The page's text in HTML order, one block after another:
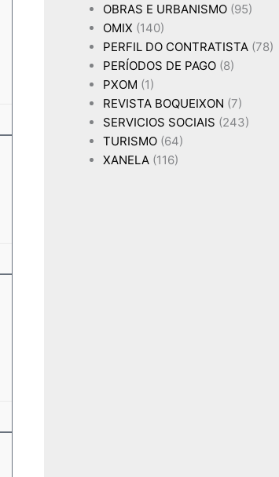
OBRAS E URBANISMO(95)
OMIX (140)
PERFIL DO CONTRATISTA(78)
PERÍODOS DE PAGO(8)
PXOM (1)
REVISTA BOQUEIXON (7)
SERVICIOS SOCIAIS (243)
TURISMO(64)
XANELA(116)